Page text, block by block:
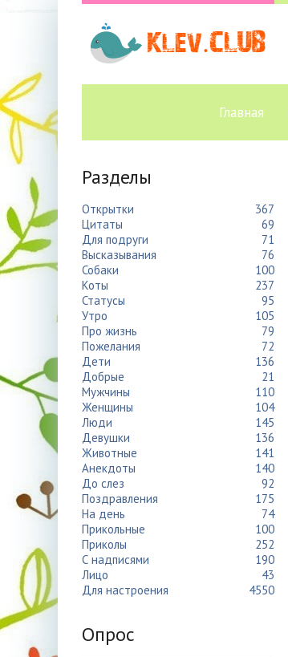
Главная
Разделы
Открытки
367
Цитаты
69
Для подруги
71
Высказывания
76
Собаки
100
Коты
237
Статусы
95
Утро
105
Про жизнь
79
Пожелания
72
Дети
136
Добрые
21
Мужчины
110
Женщины
104
Люди
145
Девушки
136
Животные
141
Анекдоты
140
До слез
92
Поздравления
175
На день
74
Прикольные
100
Приколы
252
С надписями
190
Лицо
43
Для настроения
4550
Опрос